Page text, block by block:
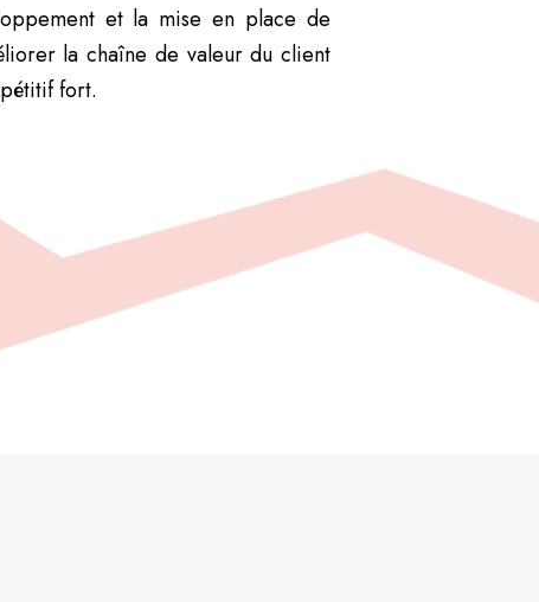
et la mise en place de
la chaîne de valeur du client
fort.